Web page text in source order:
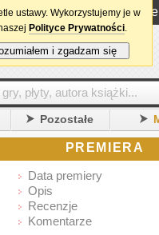
Logowanie
Pozostałe
PREMIERA
Data premiery
Opis
Recenzje
Komentarze
ustawy. Wykorzystujemy je w
Polityce Prywatności.
i zgadzam się